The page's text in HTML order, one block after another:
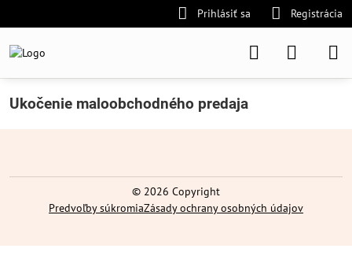
Prihlásiť sa Registrácia
Ukočenie maloobchodného predaja
© 2026 Copyright
Predvoľby súkromiaZásady ochrany osobných údajov